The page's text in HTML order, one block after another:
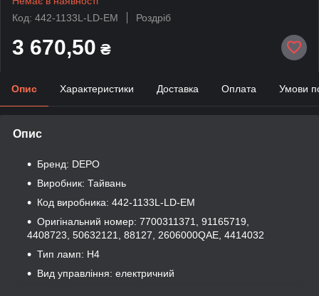
Код: 442-1133L-LD-EM
Роздріб
3 670,50 ₴
Опис Характеристики Доставка Оплата Умови
Опис
Бренд: DEPO
Виробник: Тайвань
Код виробника: 442-1133L-LD-EM
Оригінальний номер: 7700311371, 91165719,
4408723, 50632121, 88127, 2606000QAE, 4414032
Тип ламп: H4
Вид управління: електричний